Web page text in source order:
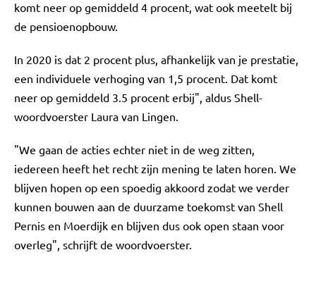
komt neer op gemiddeld 4 procent, wat ook meetelt bij
de pensioenopbouw.
In 2020 is dat 2 procent plus, afhankelijk van je prestatie,
een individuele verhoging van 1,5 procent. Dat komt
neer op gemiddeld 3.5 procent erbij", aldus Shell-
woordvoerster Laura van Lingen.
"We gaan de acties echter niet in de weg zitten,
iedereen heeft het recht zijn mening te laten horen. We
blijven hopen op een spoedig akkoord zodat we verder
kunnen bouwen aan de duurzame toekomst van Shell
Pernis en Moerdijk en blijven dus ook open staan voor
overleg", schrijft de woordvoerster.